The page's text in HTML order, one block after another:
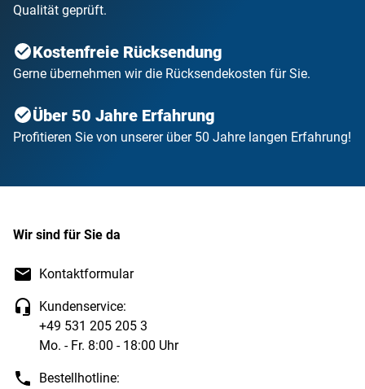
Qualität geprüft.
Kostenfreie Rücksendung
Gerne übernehmen wir die Rücksendekosten für Sie.
Über 50 Jahre Erfahrung
Profitieren Sie von unserer über 50 Jahre langen Erfahrung!
Wir sind für Sie da
Kontaktformular
Kundenservice:
+49 531 205 205 3
Mo. - Fr. 8:00 - 18:00 Uhr
Bestellhotline: